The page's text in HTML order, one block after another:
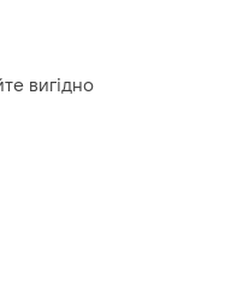
вигідно